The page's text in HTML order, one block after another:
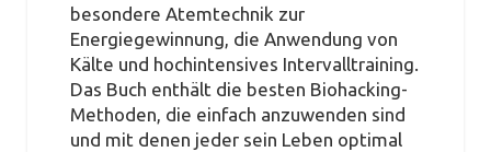
besondere Atemtechnik zur
Energiegewinnung, die Anwendung von
Kälte und hochintensives Intervalltraining.
Das Buch enthält die besten Biohacking-
Methoden, die einfach anzuwenden sind
und mit denen jeder sein Leben optimal